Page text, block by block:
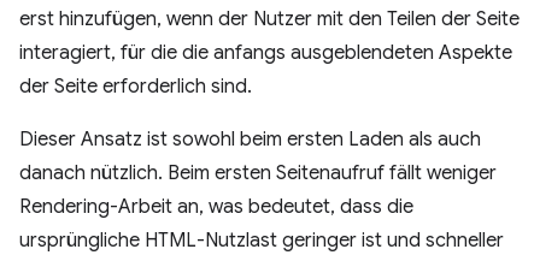
erst hinzufügen, wenn der Nutzer mit den Teilen der Seite
interagiert, für die die anfangs ausgeblendeten Aspekte
der Seite erforderlich sind.
Dieser Ansatz ist sowohl beim ersten Laden als auch
danach nützlich. Beim ersten Seitenaufruf fällt weniger
Rendering-Arbeit an, was bedeutet, dass die
ursprüngliche HTML-Nutzlast geringer ist und schneller